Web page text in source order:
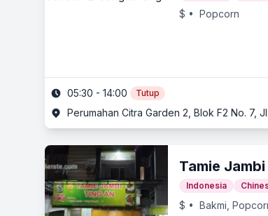
$ • Popcorn
05:30 - 14:00 Tutup
Perumahan Citra Garden 2, Blok F2 No. 7,
Tamie
Indonesia
$ • Bakmi,